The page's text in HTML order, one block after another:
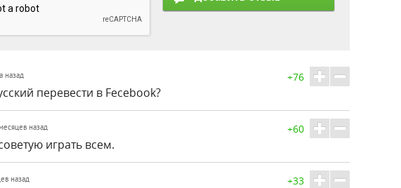
назад
перевести в Fecebook?
+76
назад
играть всем.
+60
назад +33